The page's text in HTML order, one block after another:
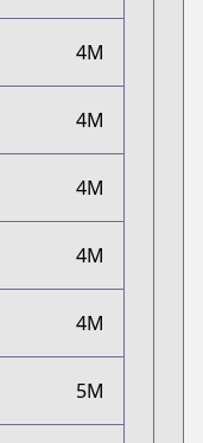
4M
4M
4M
4M
4M
5M